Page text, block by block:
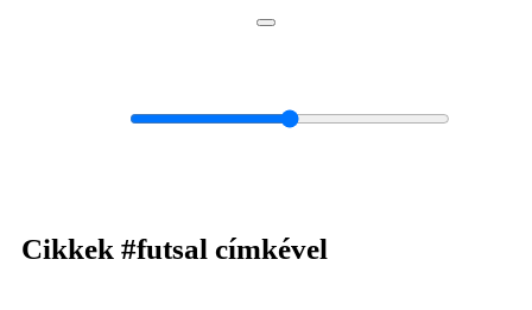
Cikkek #futsal címkével